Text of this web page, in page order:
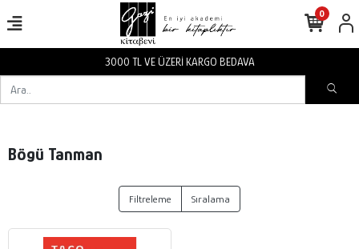
3000 TL VE ÜZERİ KARGO BEDAVA
0
Bögü Tanman
Filtreleme Sıralama